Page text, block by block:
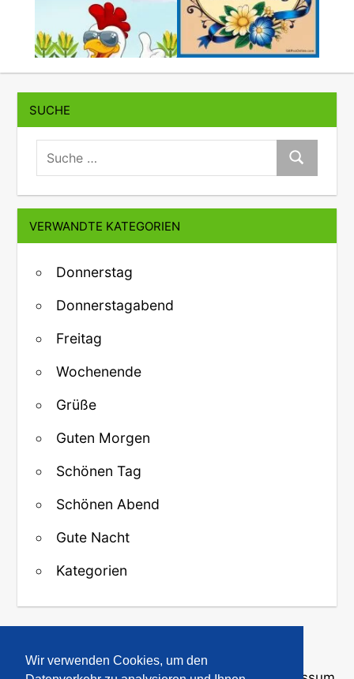
Wir verwenden Cookies, um den
SUCHE
suche:
Suche
VERWANDTE KATEGORIEN
Donnerstag
Donnerstagabend
Freitag
Wochenende
Grüße
Guten Morgen
Schönen Tag
Schönen Abend
Gute Nacht
Kategorien
↑ Zurück zum Anfang